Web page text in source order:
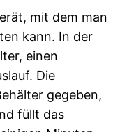
Macchiato
Macchiato
Milch
mit dem man
kann. In der
einen
Die
gegeben,
füllt das